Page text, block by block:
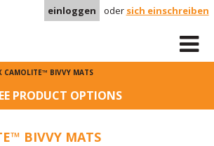
einloggen oder sich einschreiben
CAMOLITE™ BIVVY MATS
PRODUCT OPTIONS
BIVVY MATS